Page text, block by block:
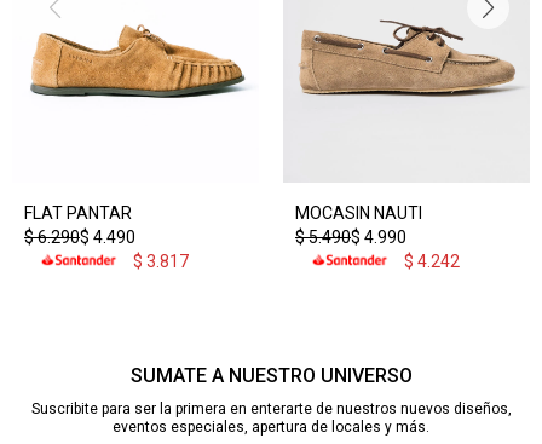
FLAT PANTAR
$ 4.490
$6.290
$ 3.817
MOCASIN NAUTI
$ 4.990
$5.490
$ 4.242
SUMATE A NUESTRO UNIVERSO
Suscribite para ser la primera en enterarte de nuestros nuevos diseños,
eventos especiales, apertura de locales y más.